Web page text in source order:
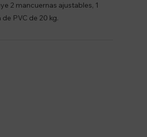
2 mancuernas ajustables, 1
PVC de 20 kg.